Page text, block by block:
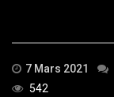
7 Mars 2021
542